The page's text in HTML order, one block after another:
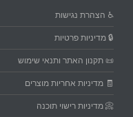
♿ הצהרת נגישות
🔒 מדיניות פרטיות
📜 תקנון האתר ותנאי שימוש
🧾 מדיניות אחריות מוצרים
📀 מדיניות רישוי תוכנה